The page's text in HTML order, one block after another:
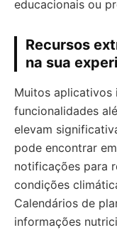
educacionais ou
Recursos
na sua
Muitos aplicativos
funcionalidades
elevam
pode encontrar
notificações para
condições
Calendários de
informações